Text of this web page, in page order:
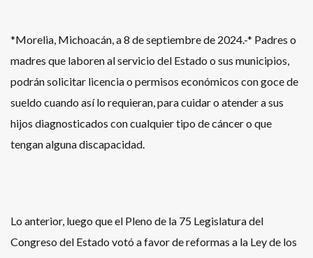
*Morelia, Michoacán, a 8 de septiembre de 2024.-* Padres o
madres que laboren al servicio del Estado o sus municipios,
podrán solicitar licencia o permisos económicos con goce de
sueldo cuando así lo requieran, para cuidar o atender a sus
hijos diagnosticados con cualquier tipo de cáncer o que
tengan alguna discapacidad.
Lo anterior, luego que el Pleno de la 75 Legislatura del
Congreso del Estado votó a favor de reformas a la Ley de los